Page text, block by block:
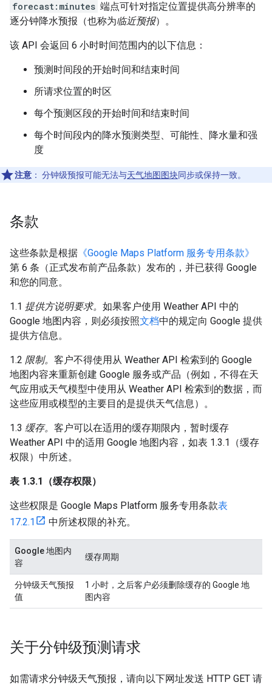
forecast:minutes 端点可针对指定位置提供高分辨率的
逐分钟降水预报（也称为临近预报）。
该 API 会返回 6 小时时间范围内的以下信息：
预测时间段的开始时间和结束时间
所请求位置的时区
每个预测区段的开始时间和结束时间
每个时间段内的降水预测类型、可能性、降水量和强
度
注意 ： 分钟级预报可能无法与天气地图图块同步或保持一致。
条款
这些条款是根据 《Google Maps Platform 服务专用条款》
第 6 条（正式发布前产品条款）发布的，并已获得 Google
和您的同意。
1.1 提供方说明要求。 如果客户使用 Weather API 中的
Google 地图内容，则必须按照文档中的规定向 Google 提供
提供方信息。
1.2 限制。 客户不得使用从 Weather API 检索到的 Google
地图内容来重新创建 Google 服务或产品（例如，不得在天
气应用或天气模型中使用从 Weather API 检索到的数据，而
这些应用或模型的主要目的是提供天气信息）。
1.3 缓存。 客户可以在适用的缓存期限内，暂时缓存
Weather API 中的适用 Google 地图内容，如表 1.3.1（缓存
权限）中所述。
表 1.3.1（缓存权限）
这些权限是 Google Maps Platform 服务专用条款表
17.2.1
中所述权限的补充。
Google 地图内
容
缓存周期
分钟级天气预报
值
1 小时，之后客户必须删除缓存的 Google 地
图内容
关于分钟级预测请求
如需请求分钟级天气预报，请向以下网址发送 HTTP GET 请